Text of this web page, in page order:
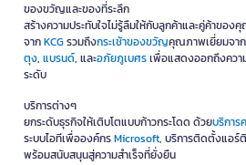
ของขวัญและของที่ระลึก
สร้างความประทับใจไม่รู้ลืมให้กับลูกค้าและคู่ค้าของ
จากKCGรวมถึงกระเช้าของขวัญคุณภาพเยี่ยมจา
ตุง, แบรนด์, และอภัยภูเบศรเพื่อแสดงออกถึงควา
ระดับ
บริการต่างๆ
ยกระดับธุรกิจให้เติบโตแบบก้าวกระโดด ด้วยบริการ
ระบบไอทีเพื่อองค์กรMicrosoft, บริการติดตั้งแอร์
พร้อมสนับสนุนสู่ความสำเร็จที่ยั่งยืน